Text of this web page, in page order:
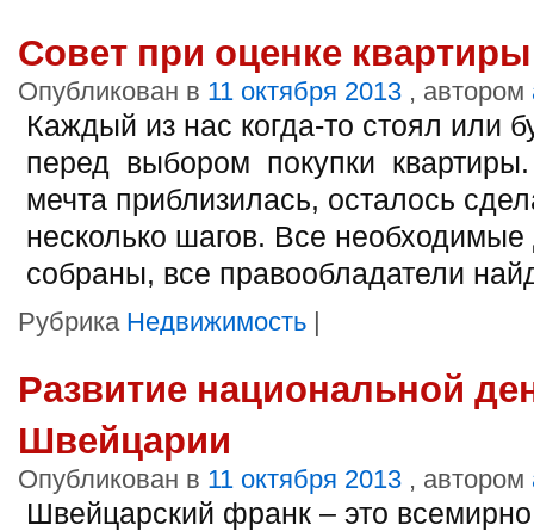
Совет при оценке квартиры
Опубликован в 11 октября 2013 , автором
Каждый из нас когда-то стоял или
перед выбором покупки
мечта приблизилась, осталось
несколько шагов. Все
собраны, все правообладатели
Рубрика Недвижимость |
Развитие национальной
Швейцарии
Опубликован в 11 октября 2013 , автором
Швейцарский франк – это